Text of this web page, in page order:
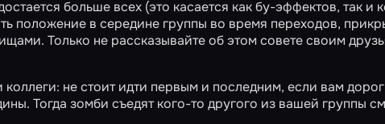
больше всех (это касается как бу-эффектов, так и
положение в середине группы во время переходов,
Только не рассказывайте об этом совете своим
не стоит идти первым и последним, если вам
Тогда зомби съедят кого-то другого из вашей группы